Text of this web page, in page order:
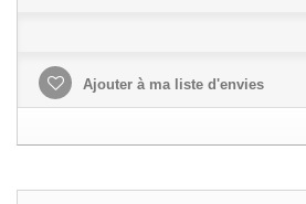
Ajouter à ma liste d'envies